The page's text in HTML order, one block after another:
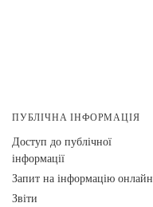
ПУБЛІЧНА ІНФОРМАЦІЯ
Доступ до публічної
інформації
Запит на інформацію онлайн
Звіти